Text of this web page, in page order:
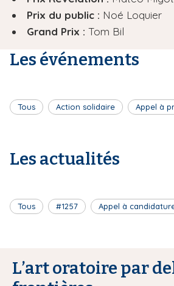
Prix du public : Noé Loquier
Grand Prix : Tom Bil
Les événements
Tous Action solidaire Appel à
Les actualités
Tous #1257 Appel à
L’art oratoire par